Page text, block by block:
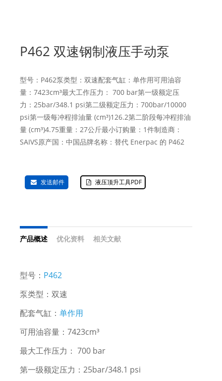
P462 双速钢制液压手动泵
型号：P462泵类型：双速配套气缸：单作用可用油容
量：7423cm³最大工作压力： 700 bar第一级额定压
力：25bar/348.1 psi第二级额定压力：700bar/10000
psi第一级每冲程排油量 (cm³)126.2第二阶段每冲程排油
量 (cm³)4.75重量：27公斤最小订购量：1件制造商：
SAIVS原产国：中国品牌名称：替代 Enerpac 的 P462
发送邮件 液压顶升工具PDF
产品概述 优化资料 相关文献
型号： P462
泵类型：双速
配套气缸： 单作用
可用油容量：7423cm³
最大工作压力： 700 bar
第一级额定压力：25bar/348.1 psi